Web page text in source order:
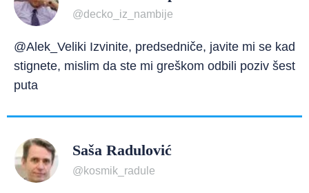
@decko_iz_nambije
@Alek_Veliki Izvinite, predsedniče, javite mi se kad
stignete, mislim da ste mi greškom odbili poziv šest
puta
Saša Radulović
@kosmik_radule